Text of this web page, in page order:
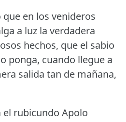
en los venideros
a luz la verdadera
hechos, que el sabio
ponga, cuando llegue a
salida tan de mañana,
el rubicundo Apolo